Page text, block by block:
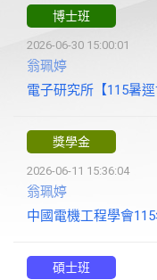
博士班
2026-06-30 15:00:01
翁珮婷
電子研究所【115暑
獎學金
2026-06-11 15:36:04
翁珮婷
中國電機工程學會
碩士班